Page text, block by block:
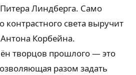
Линдберга. Само
контрастного света выручит
Корбейна.
творцов прошлого — это
разом задать